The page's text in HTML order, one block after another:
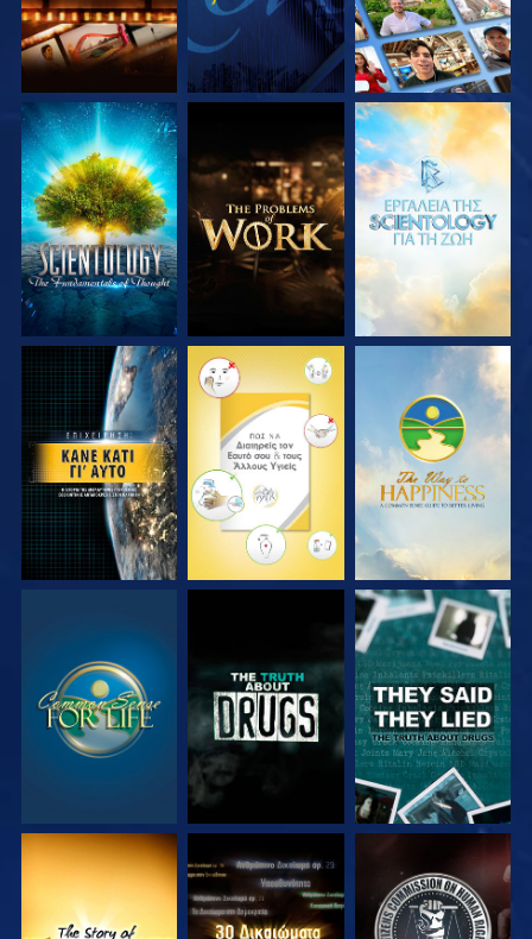
ΕΞΕΡΕΥΝΗΣΤΕ ΤΗ
ΣΕΙΡΑ
ΕΞΕΡΕΥΝΗΣΤΕ ΤΗ
ΣΕΙΡΑ
ΕΞΕΡΕΥΝΗΣΤΕ ΤΗ
ΣΕΙΡΑ
ΠΑΡΑΚΟΛΟΥΘΗΣΤΕ ΠΑΡΑΚΟΛΟΥΘΗΣΤΕ ΠΑΡΑΚΟΛΟΥΘΗΣΤΕ
ΠΑΡΑΚΟΛΟΥΘΗΣΤΕ ΠΑΡΑΚΟΛΟΥΘΗΣΤΕ ΠΑΡΑΚΟΛΟΥΘΗΣΤΕ
ΠΑΡΑΚΟΛΟΥΘΗΣΤΕ ΠΑΡΑΚΟΛΟΥΘΗΣΤΕ ΠΑΡΑΚΟΛΟΥΘΗΣΤΕ